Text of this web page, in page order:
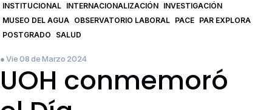
INSTITUCIONAL INTERNACIONALIZACIÓN INVESTIGACIÓN
MUSEO DEL AGUA OBSERVATORIO LABORAL PACE PAR EXPLORA
POSTGRADO
SALUD
● Vie 08 de Marzo 2024
UOH conmemoró